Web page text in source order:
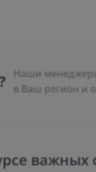
Наши
в Ваш регион и
важных